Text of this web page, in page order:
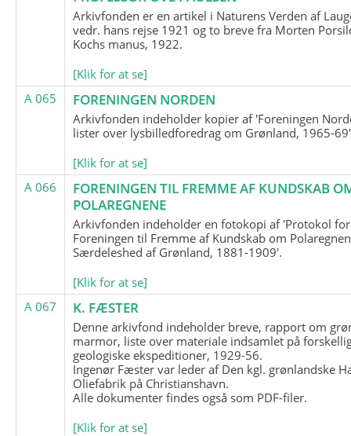
Arkivfonden er en artikel i Naturens Verden af
vedr. hans rejse 1921 og to breve fra Morten
Kochs manus, 1922.
[Klik for at se]
A 065
FORENINGEN NORDEN
Arkivfonden indeholder kopier af 'Foreningen
lister over lysbilledforedrag om Grønland, 1965-
[Klik for at se]
A 066
FORENINGEN TIL FREMME AF KUNDSKAB
POLAREGNENE
Arkivfonden indeholder en fotokopi af 'Protokol for
Foreningen til Fremme af Kundskab om
Særdeleshed af Grønland, 1881-1909'.
[Klik for at se]
A 067
K. FÆSTER
Denne arkivfond indeholder breve, rapport om
marmor, liste over materiale indsamlet på
geologiske ekspeditioner, 1929-56.
Ingenør Fæster var leder af Den kgl. grønlandske
Oliefabrik på Christianshavn.
Alle dokumenter findes også som PDF-filer.
[Klik for at se]